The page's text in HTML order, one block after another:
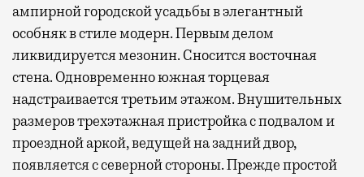
ампирной городской усадьбы в элегантный
особняк в стиле модерн. Первым делом
ликвидируется мезонин. Сносится восточная
стена. Одновременно южная торцевая
надстраивается третьим этажом. Внушительных
размеров трехэтажная пристройка с подвалом и
проездной аркой, ведущей на задний двор,
появляется с северной стороны. Прежде простой